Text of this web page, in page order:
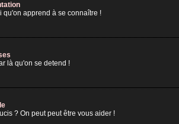
qu'on apprend à se connaître !
là qu'on se detend !
? On peut peut être vous aider !